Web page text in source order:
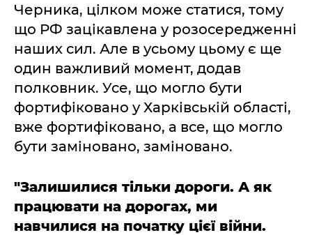
Черника, цілком може статися, тому
що РФ зацікавлена у розосередженні
наших сил. Але в усьому цьому є ще
один важливий момент, додав
полковник. Усе, що могло бути
фортифіковано у Харківській області,
вже фортифіковано, а все, що могло
бути заміновано, заміновано.
"Залишилися тільки дороги. А як
працювати на дорогах, ми
навчилися на початку цієї війни.